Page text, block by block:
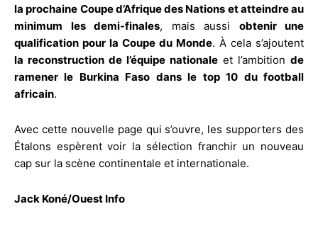
la prochaine Coupe d’Afrique des Nations et atteindre au
minimum les demi-finales, mais aussi obtenir une
qualification pour la Coupe du Monde. À cela s’ajoutent
la reconstruction de l’équipe nationale et l’ambition de
ramener le Burkina Faso dans le top 10 du football
africain.
Avec cette nouvelle page qui s’ouvre, les supporters des
Étalons espèrent voir la sélection franchir un nouveau
cap sur la scène continentale et internationale.
Jack Koné/Ouest Info